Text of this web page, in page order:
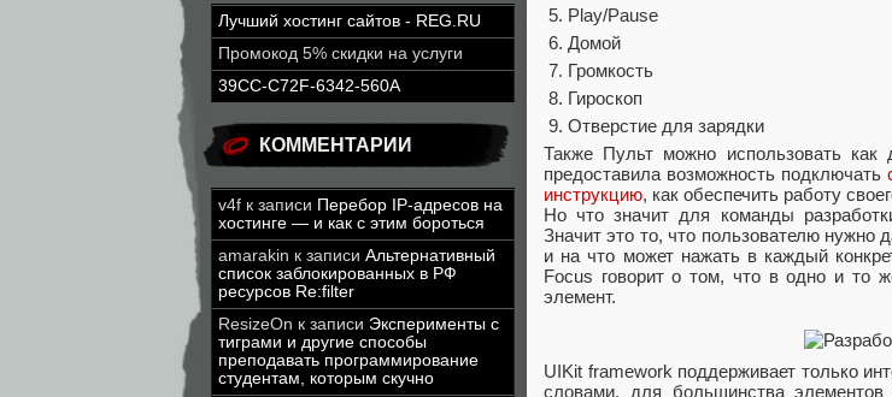
Лучший хостинг сайтов - REG.RU
Промокод 5% скидки на услуги
39CC-C72F-6342-560A
КОММЕНТАРИИ
v4f к записи Перебор IP-адресов на
хостинге — и как с этим бороться
amarakin к записи Альтернативный
список заблокированных в РФ
ресурсов Re:filter
ResizeOn к записи Эксперименты с
тиграми и другие способы
преподавать программирование
студентам, которым скучно
Play/Pause
Домой
Громкость
Гироскоп
Отверстие для зарядки
Также Пульт можно использовать
предоставила возможность подключать
инструкцию, как обеспечить работу
Но что значит для команды
Значит это то, что пользователю нужно
и на что может нажать в каждый
Focus говорит о том, что в одно и то
элемент.
UIKit framework поддерживает только
словами, для большинства